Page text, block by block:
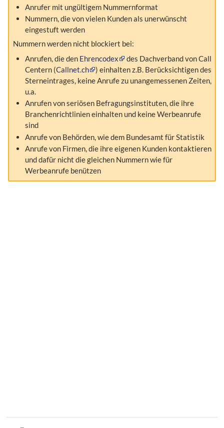
Anrufer mit ungültigem Nummernformat
Nummern, die von vielen Kunden als unerwünscht
eingestuft werden
Nummern werden nicht blockiert bei:
Anrufen, die den Ehrencodex des Dachverband von Call
Centern (Callnet.ch
) einhalten z.B. Berücksichtigen des
Sterneintrages, keine Anrufe zu unangemessenen Zeiten,
u.a.
Anrufen von seriösen Befragungsinstituten, die ihre
Branchenrichtlinien einhalten und keine Werbeanrufe
sind
Anrufe von Behörden, wie dem Bundesamt für Statistik
Anrufe von Firmen, die ihre eigenen Kunden kontaktieren
und dafür nicht die gleichen Nummern wie für
Werbeanrufe benützen